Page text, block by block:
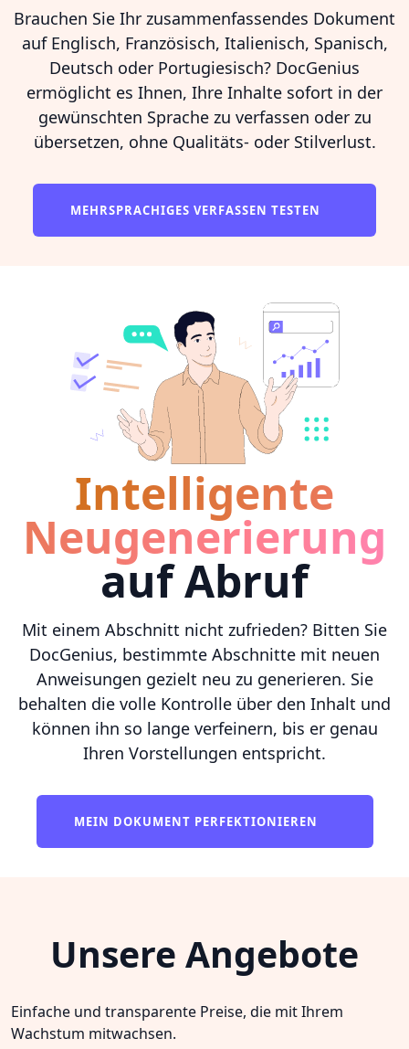
Brauchen Sie Ihr zusammenfassendes Dokument
auf Englisch, Französisch, Italienisch, Spanisch,
Deutsch oder Portugiesisch? DocGenius
ermöglicht es Ihnen, Ihre Inhalte sofort in der
gewünschten Sprache zu verfassen oder zu
übersetzen, ohne Qualitäts- oder Stilverlust.
MEHRSPRACHIGES VERFASSEN TESTEN
Intelligente
Neugenerierung
auf Abruf
Mit einem Abschnitt nicht zufrieden? Bitten Sie
DocGenius, bestimmte Abschnitte mit neuen
Anweisungen gezielt neu zu generieren. Sie
behalten die volle Kontrolle über den Inhalt und
können ihn so lange verfeinern, bis er genau
Ihren Vorstellungen entspricht.
MEIN DOKUMENT PERFEKTIONIEREN
Unsere Angebote
Einfache und transparente Preise, die mit Ihrem
Wachstum mitwachsen.